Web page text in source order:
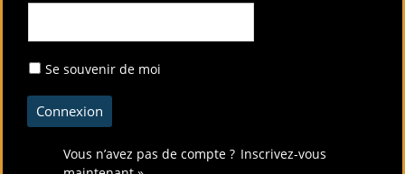
Se souvenir de moi
Vous n’avez pas de compte ? Inscrivez-vous